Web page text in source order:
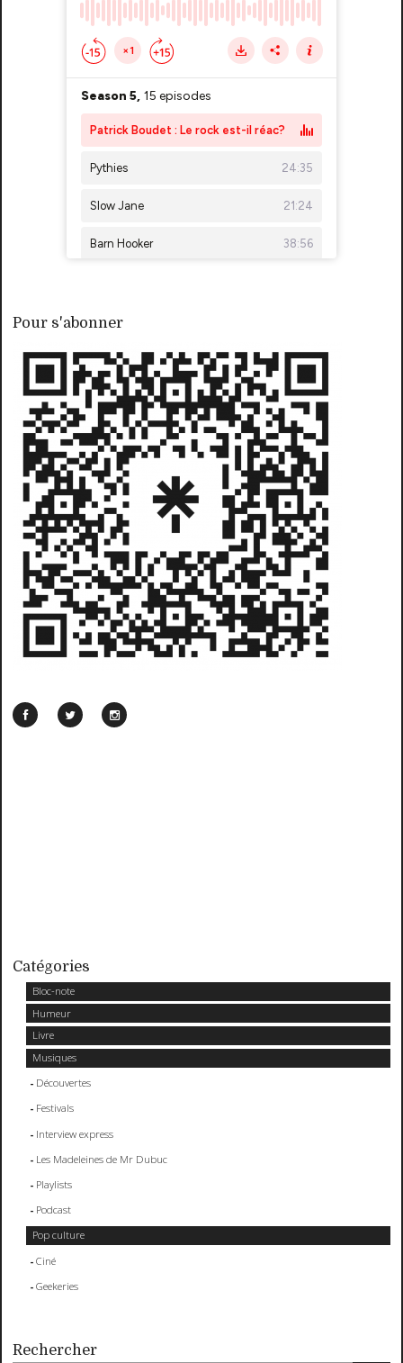
Pour s'abonner
Catégories
Bloc-note
Humeur
Livre
Musiques
Découvertes
Festivals
Interview express
Les Madeleines de Mr Dubuc
Playlists
Podcast
Pop culture
Ciné
Geekeries
Rechercher